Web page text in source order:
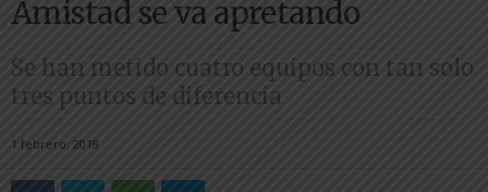
Amistad se va apretando
Se han metido cuatro equipos con tan solo
tres puntos de diferencia
1 febrero, 2018